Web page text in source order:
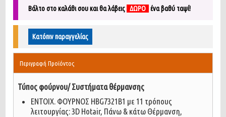
Βάλτο στο καλάθι σου και θα λάβεις ΔΩΡΟ έναβαθύ ταψί!
Κατόπιν παραγγελίας
Περιγραφή Προϊόντος
Τύπος φούρνου/ Συστήματα θέρμανσης
ENTOIX. ΦΟΥΡΝΟΣ HBG7321B1 με 11 τρόπους
λειτουργίας: 3D Ηotair, Πάνω & κάτω Θέρμανση,